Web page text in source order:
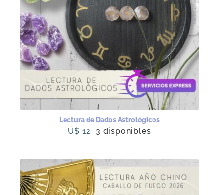
Lectura de Dados Astrológicos
U$ 12 3 disponibles